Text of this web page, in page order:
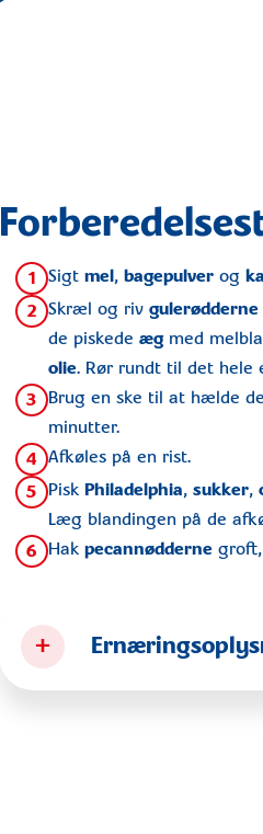
1 Sigt mel, bagepulverog
2 Skræl og riv gulerødderne
de piskede ægmed
olie. Rør rundt til det hele
3 Brug en ske til at hælde
minutter.
4 Afkøles på en rist.
5 Pisk Philadelphia, sukker,
Læg blandingen på de
6 Hak pecannøddernegroft,
+